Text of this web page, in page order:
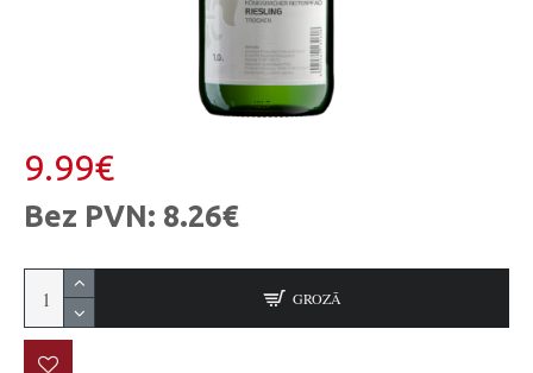
9.99€
Bez PVN: 8.26€
GROZĀ